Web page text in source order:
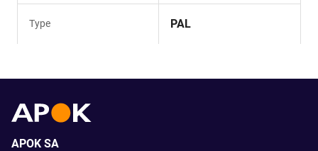
Type PAL
APOK SA